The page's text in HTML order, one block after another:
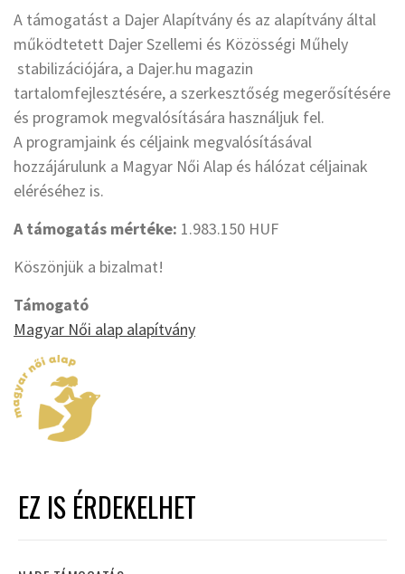
A támogatást a Dajer Alapítvány és az alapítvány által
működtetett Dajer Szellemi és Közösségi Műhely
stabilizációjára, a Dajer.hu magazin
tartalomfejlesztésére, a szerkesztőség megerősítésére
és programok megvalósítására használjuk fel.
A programjaink és céljaink megvalósításával
hozzájárulunk a Magyar Női Alap és hálózat céljainak
eléréséhez is.
A támogatás mértéke: 1.983.150 HUF
Köszönjük a bizalmat!
Támogató
Magyar Női alap alapítvány
EZ IS ÉRDEKELHET